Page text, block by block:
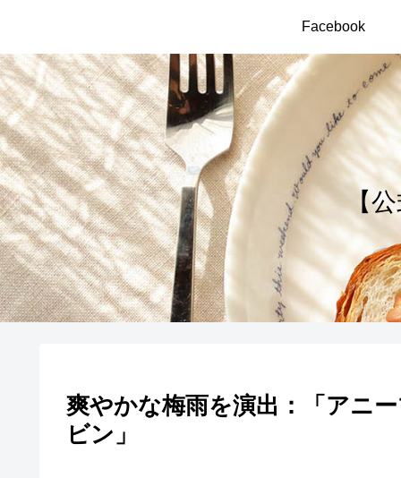
【
Facebook
爽やかな梅雨を演出：「アニ
ビン」